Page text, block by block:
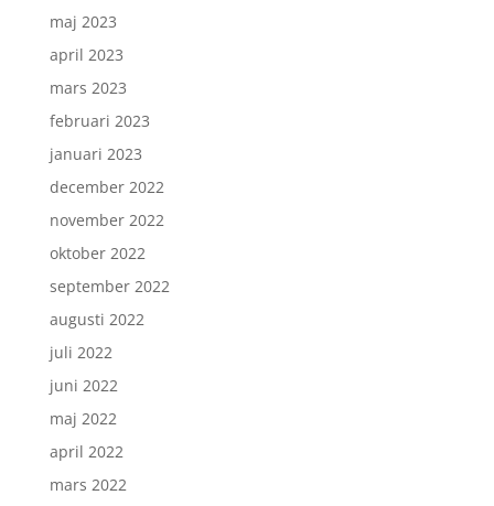
maj 2023
april 2023
mars 2023
februari 2023
januari 2023
december 2022
november 2022
oktober 2022
september 2022
augusti 2022
juli 2022
juni 2022
maj 2022
april 2022
mars 2022